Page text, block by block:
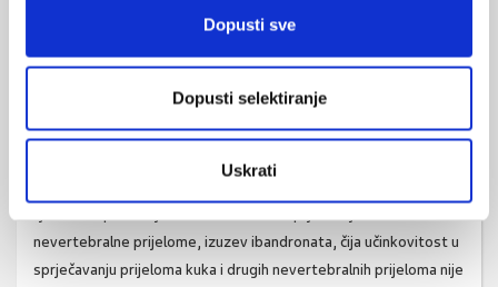
Dopusti sve
Dopusti selektiranje
Uskrati
zoledronska kiselina) su najčešće primjenjivani antiresorptivni
lijekovi i često predstavljaju prvi izbor u liječenju osteoporoze
bez ranijeg utvrđenog prijeloma.Zoledronska kiselinase može
nevertebralne prijelome, izuzev ibandronata, čija učinkovitost u
sprječavanju prijeloma kuka i drugih nevertebralnih prijeloma nije